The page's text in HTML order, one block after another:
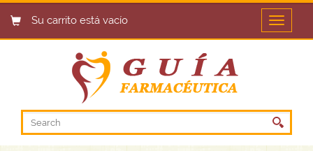
Su carrito está vacío
Open
menu